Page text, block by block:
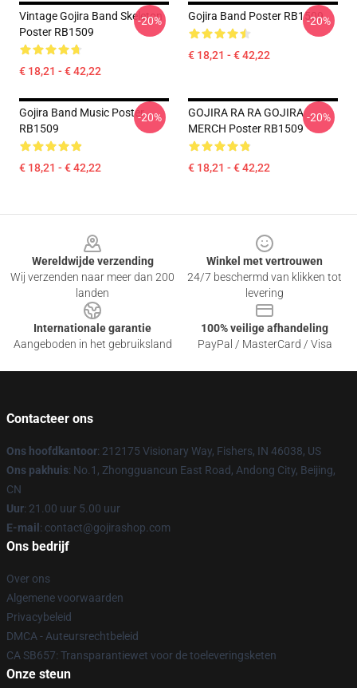
Vintage Gojira Band Skeleton
Poster RB1509
€ 18,21 - € 42,22
-20% Gojira Band Poster RB1509
€ 18,21 - € 42,22
-20%
Gojira Band Music Poster
RB1509
€ 18,21 - € 42,22
-20%
GOJIRA RA RA GOJIRA
MERCH Poster RB1509
€ 18,21 - € 42,22
-20%
Wereldwijde verzending
Wij verzenden naar meer dan 200
landen
Winkel met vertrouwen
24/7 beschermd van klikken tot
levering
Internationale garantie
Aangeboden in het gebruiksland
100% veilige afhandeling
PayPal / MasterCard / Visa
Contacteer ons
Ons hoofdkantoor: 212175 Visionary Way, Fishers, IN 46038, US
Ons pakhuis: No.1, Zhongguancun East Road, Andong City, Beijing,
CN
Uur: 21.00 uur 5.00 uur
E-mail : contact@gojirashop.com
Ons bedrijf
Over ons
Algemene voorwaarden
Privacybeleid
DMCA - Auteursrechtbeleid
CA SB657: Transparantiewet voor de toeleveringsketen
Onze steun